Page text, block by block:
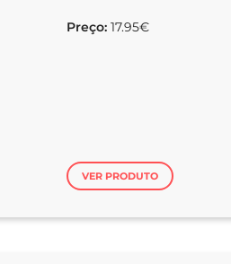
Preço: 17.95€
VER PRODUTO